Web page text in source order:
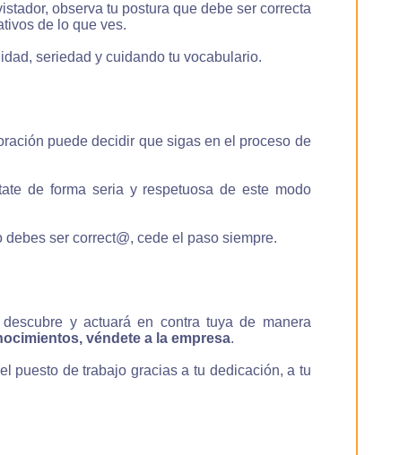
observa tu postura que debe ser correcta
de lo que ves.
seriedad y cuidando tu vocabulario.
puede decidir que sigas en el proceso de
de forma seria y respetuosa de este modo
ser correct@, cede el paso siempre.
y actuará en contra tuya de manera
véndete a la empresa.
puesto de trabajo gracias a tu dedicación, a tu